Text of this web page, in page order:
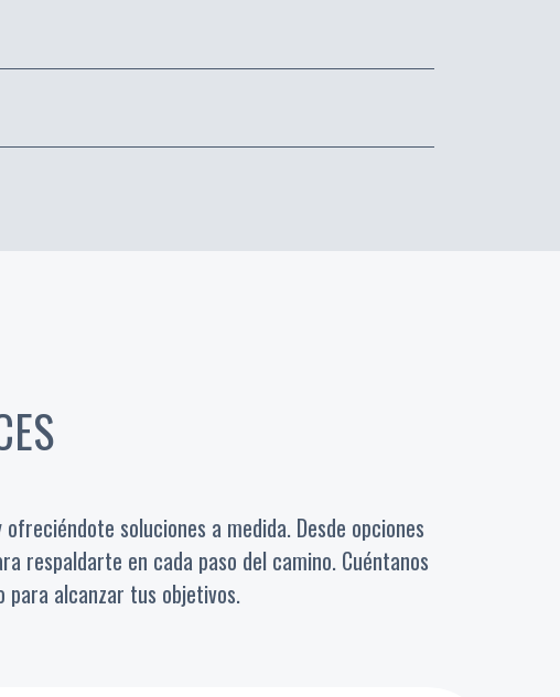
soluciones a medida. Desde opciones
respaldarte en cada paso del camino. Cuéntanos
para alcanzar tus objetivos.